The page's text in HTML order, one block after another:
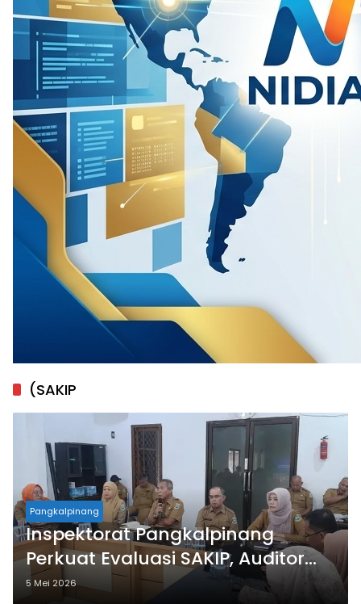
(SAKIP
Pangkalpinang
Inspektorat Pangkalpinang
Perkuat Evaluasi SAKIP, Auditor
Dibekali Pelatihan Khusus
5 Mei 2026